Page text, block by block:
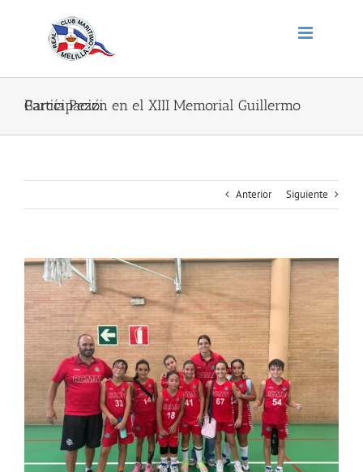
Participación en el XIII Memorial Guillermo García Pezzi
Anterior Siguiente
Ver
imagen
más
grande